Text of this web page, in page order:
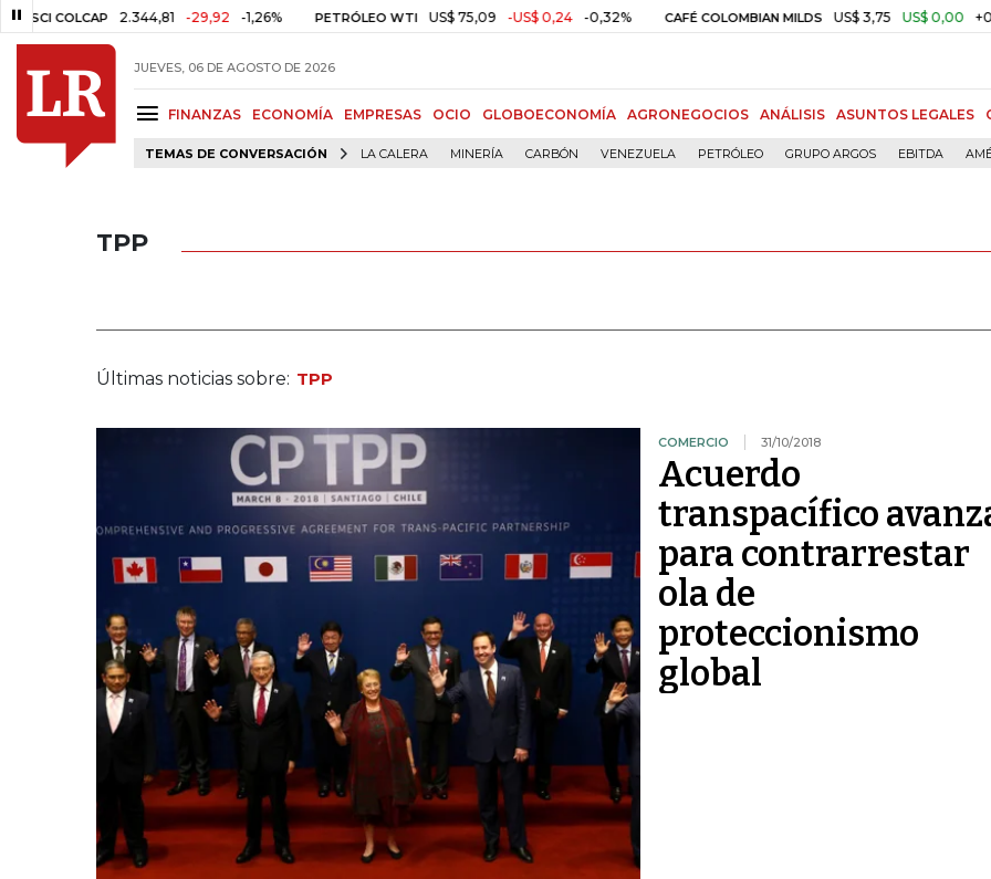
2.344,81 -29,92 -1,26% PETRÓLEO WTI US$ 75,09 -US$ 0,24 -0,32% CAFÉ COLOMBIAN MILDS US$ 3,75 US$ 0,00 +0,01%
JUEVES, 06 DE AGOSTO DE 2026
FINANZAS ECONOMÍA EMPRESAS OCIO GLOBOECONOMÍA AGRONEGOCIOS ANÁLISIS ASUNTOS LEGALES
TEMAS DE CONVERSACIÓN LA CALERA MINERÍA CARBÓN VENEZUELA PETRÓLEO GRUPO ARGOS EBITDA
TPP
Últimas noticias sobre: TPP
COMERCIO 31/10/2018
Acuerdo
transpacífico
para contrarrestar
ola de
proteccionismo
global